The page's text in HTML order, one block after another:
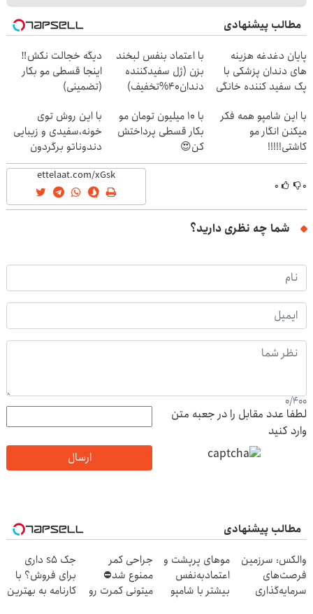
مطالب پیشنهادی
پایان دغدغه هزینه
های دندان پزشکی با
پک سفید کننده خانگی
با اعتماد بنفس لبخند
بزن (ژل سفیدکننده
دندان40%تخفیف)
دیگه خجالت نکش‼️
اینجا قسطی مو بکار
(تضمینی)
با این شامپو همه فکر
میکنن انگار مو
کاشتی!!!!!
با 10 میلیون تومان مو
بکار قسطی پرداختش
کن😍
با این روش توی
خونه،سفیدی و زیبایی
دندوناتو برگردون
(40%off)
۰ ۰
شما چه نظری دارید؟
0/400
لطفا عدد مقابل را در جعبه متن
وارد کنید
ارسال
مطالب پیشنهادی
والکس: سرزمین
فرصت‌های
سرمایه‌گذاری
موهای پرپشت و
اعتمادبه‌نفس
بیشتر با شامپو
جراحی کمر
ممنوع شد⛔
میتونی کمرت رو
جک s5 داری
برای فروش؟ با
کارنامه به بهترین